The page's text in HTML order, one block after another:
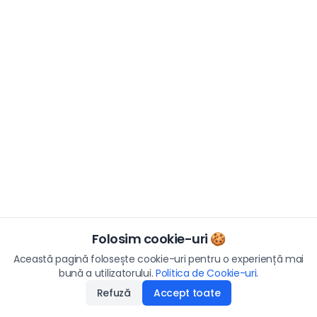
Folosim cookie-uri 🍪
Această pagină folosește cookie-uri pentru o experiență mai
bună a utilizatorului. Politica de Cookie-uri.
Refuză
Accept toate